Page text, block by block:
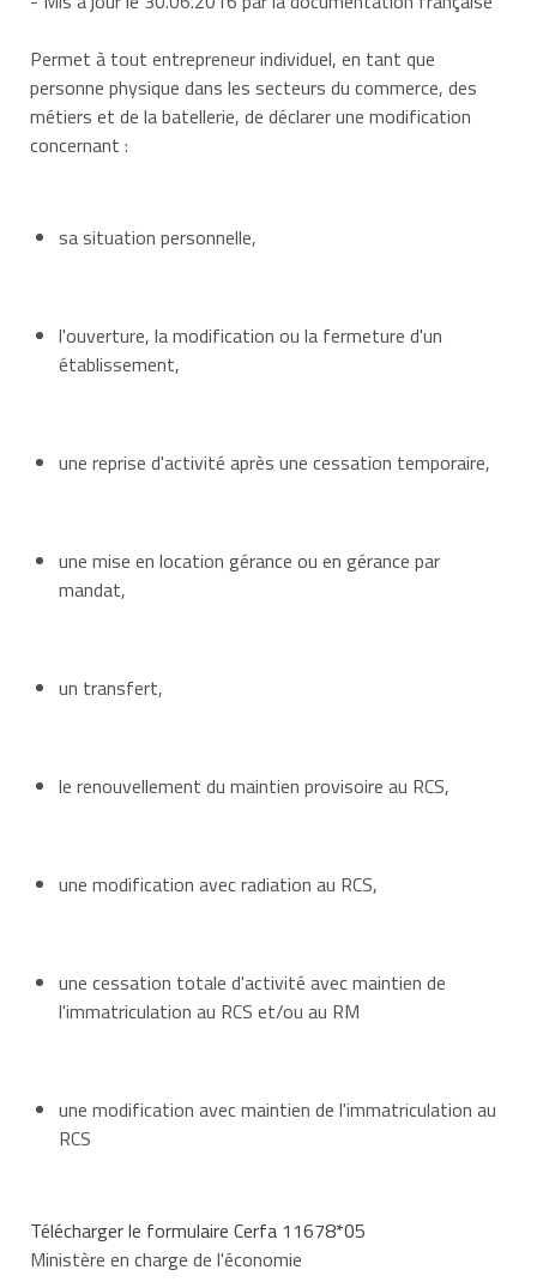
Permet à tout entrepreneur individuel, en tant que
personne physique dans les secteurs du commerce, des
métiers et de la batellerie, de déclarer une modification
concernant :
sa situation personnelle,
l'ouverture, la modification ou la fermeture d'un
établissement,
une reprise d'activité après une cessation temporaire,
une mise en location gérance ou en gérance par
mandat,
un transfert,
le renouvellement du maintien provisoire au RCS,
une modification avec radiation au RCS,
une cessation totale d'activité avec maintien de
l'immatriculation au RCS et/ou au RM
une modification avec maintien de l'immatriculation au
RCS
Télécharger le formulaire Cerfa 11678*05
Ministère en charge de l'économie